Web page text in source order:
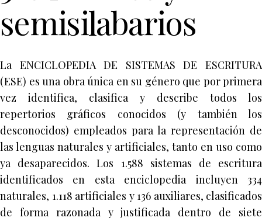
semisilabarios
La ENCICLOPEDIA DE SISTEMAS DE ESCRITURA
(ESE) es una obra única en su género que por primera
vez identifica, clasifica y describe todos los
repertorios gráficos conocidos (y también los
desconocidos) empleados para la representación de
las lenguas naturales y artificiales, tanto en uso como
ya desaparecidos. Los 1.588 sistemas de escritura
identificados en esta enciclopedia incluyen 334
naturales, 1.118 artificiales y 136 auxiliares, clasificados
de forma razonada y justificada dentro de siete